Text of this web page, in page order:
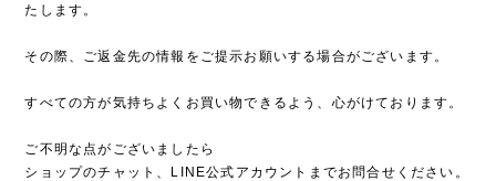
たします。
その際、ご返金先の情報をご提示お願いする場合がございます。
すべての方が気持ちよくお買い物できるよう、心がけております。
ご不明な点がございましたら
ショップのチャット、LINE公式アカウントまでお問合せください。